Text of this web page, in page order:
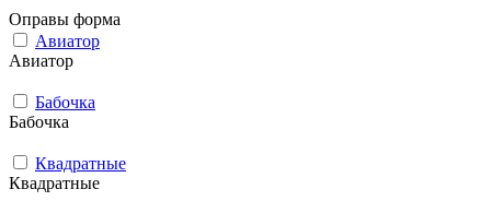
Оправы форма
Авиатор
Авиатор
Бабочка
Бабочка
Квадратные
Квадратные